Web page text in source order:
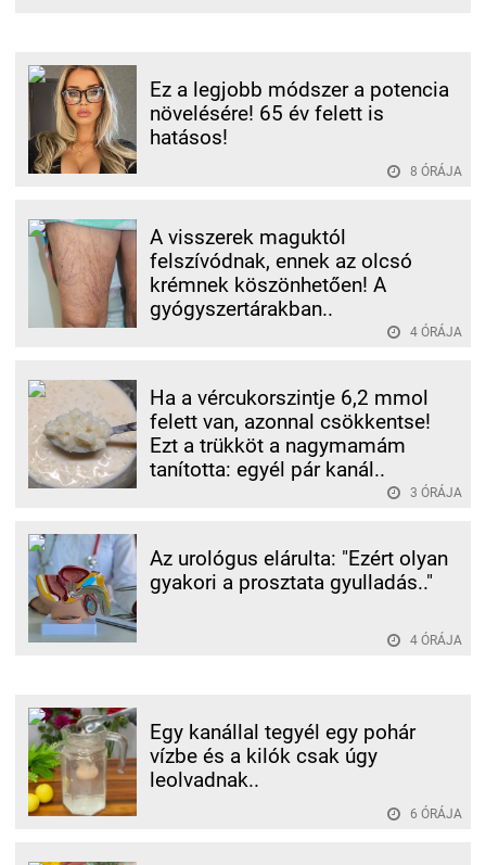
Ez a legjobb módszer a potencia
növelésére! 65 év felett is
hatásos!
8 ÓRÁJA
A visszerek maguktól
felszívódnak, ennek az olcsó
krémnek köszönhetően! A
gyógyszertárakban..
4 ÓRÁJA
Ha a vércukorszintje 6,2 mmol
felett van, azonnal csökkentse!
Ezt a trükköt a nagymamám
tanította: egyél pár kanál..
3 ÓRÁJA
Az urológus elárulta: "Ezért olyan
gyakori a prosztata gyulladás.."
4 ÓRÁJA
Egy kanállal tegyél egy pohár
vízbe és a kilók csak úgy
leolvadnak..
6 ÓRÁJA